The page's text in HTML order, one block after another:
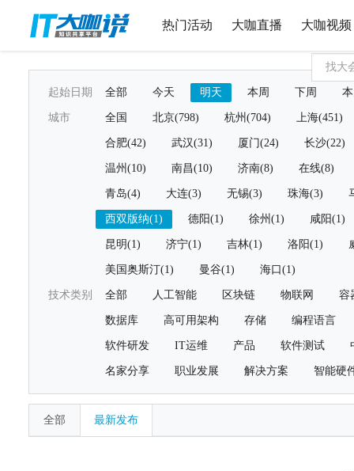
热门活动 大咖直播 大咖视频
起始日期 全部 今天 明天 本周 下周
城市 全国 北京(798) 杭州(704) 上海(451)
合肥(42) 武汉(31) 厦门(24) 长沙(22)
温州(10) 南昌(10) 济南(8) 在线(8)
青岛(4) 大连(3) 无锡(3) 珠海(3)
西双版纳(1) 德阳(1) 徐州(1) 咸阳(1)
昆明(1) 济宁(1) 吉林(1) 洛阳(1)
美国奥斯汀(1) 曼谷(1) 海口(1)
技术类别 全部 人工智能 区块链 物联网 容
数据库 高可用架构 存储 编程语言
软件研发 IT运维 产品 软件测试
名家分享 职业发展 解决方案 智能硬
全部 最新发布